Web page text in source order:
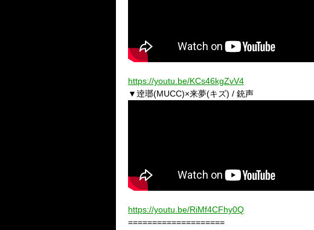
https://youtu.be/KCs46kgZvV4
▼逹瑯(MUCC)×来夢(キズ) / 銃声
https://youtu.be/RiMf4CFhy0Q
====================